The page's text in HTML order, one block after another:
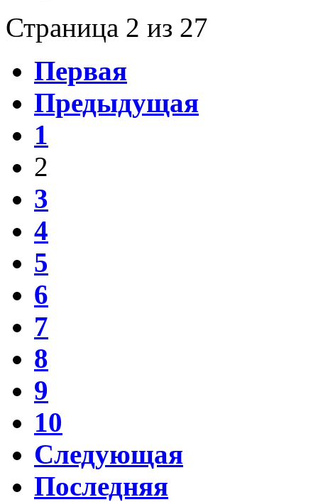
Страница 2 из 27
Первая
Предыдущая
1
2
3
4
5
6
7
8
9
10
Следующая
Последняя